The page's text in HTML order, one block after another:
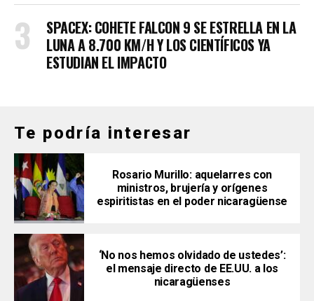
SPACEX: COHETE FALCON 9 SE ESTRELLA EN LA
LUNA A 8.700 KM/H Y LOS CIENTÍFICOS YA
ESTUDIAN EL IMPACTO
Te podría interesar
Rosario Murillo: aquelarres con
ministros, brujería y orígenes
espiritistas en el poder nicaragüense
‘No nos hemos olvidado de ustedes’:
el mensaje directo de EE.UU. a los
nicaragüenses